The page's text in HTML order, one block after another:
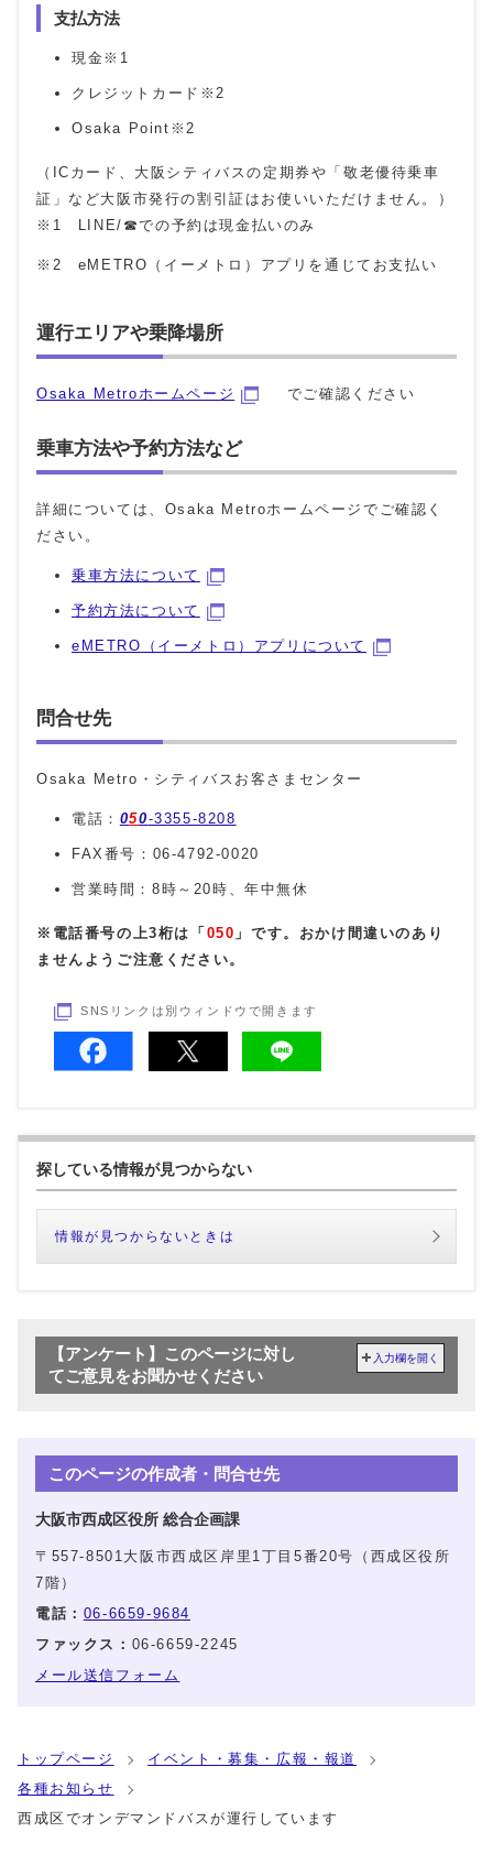
支払方法
現金※1
クレジットカード※2
Osaka Point※2
（ICカード、大阪シティバスの定期券や「敬老優待乗車
証」など大阪市発行の割引証はお使いいただけません。）
※1 LINE/☎での予約は現金払いのみ
※2 eMETRO（イーメトロ）アプリを通じてお支払い
運行エリアや乗降場所
Osaka Metroホームページ でご確認ください
乗車方法や予約方法など
詳細については、Osaka Metroホームページでご確認く
ださい。
乗車方法について
予約方法について
eMETRO（イーメトロ）アプリについて
問合せ先
Osaka Metro・シティバスお客さまセンター
電話： 050-3355-8208
FAX番号：06-4792-0020
営業時間：8時～20時、年中無休
※電話番号の上3桁は「 050 」です。おかけ間違いのあり
ませんようご注意ください。
SNSリンクは別ウィンドウで開きます
探している情報が見つからない
情報が見つからないときは
【アンケート】このページに対し
てご意見をお聞かせください
入力欄を開く
このページの作成者・問合せ先
大阪市西成区役所 総合企画課
〒557-8501大阪市西成区岸里1丁目5番20号（西成区役所
7階）
電話： 06-6659-9684
ファックス： 06-6659-2245
メール送信フォーム
トップページ
イベント・募集・広報・報道
各種お知らせ
西成区でオンデマンドバスが運行しています